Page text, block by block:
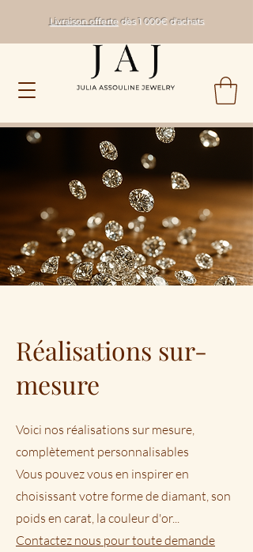
Livraison offertedès 1 000€ d'achats
Réalisations sur-
mesure
Voici nos réalisations sur mesure,
complètement personnalisables
Vous pouvez vous en inspirer en
choisissant votre forme de diamant, son
poids en carat, la couleur d'or...
Contactez nous pour toute demande